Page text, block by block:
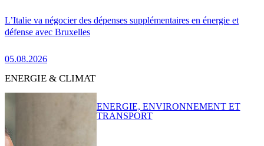
L’Italie va négocier des dépenses supplémentaires en énergie et
défense avec Bruxelles
05.08.2026
ENERGIE & CLIMAT
ENERGIE, ENVIRONNEMENT ET
TRANSPORT